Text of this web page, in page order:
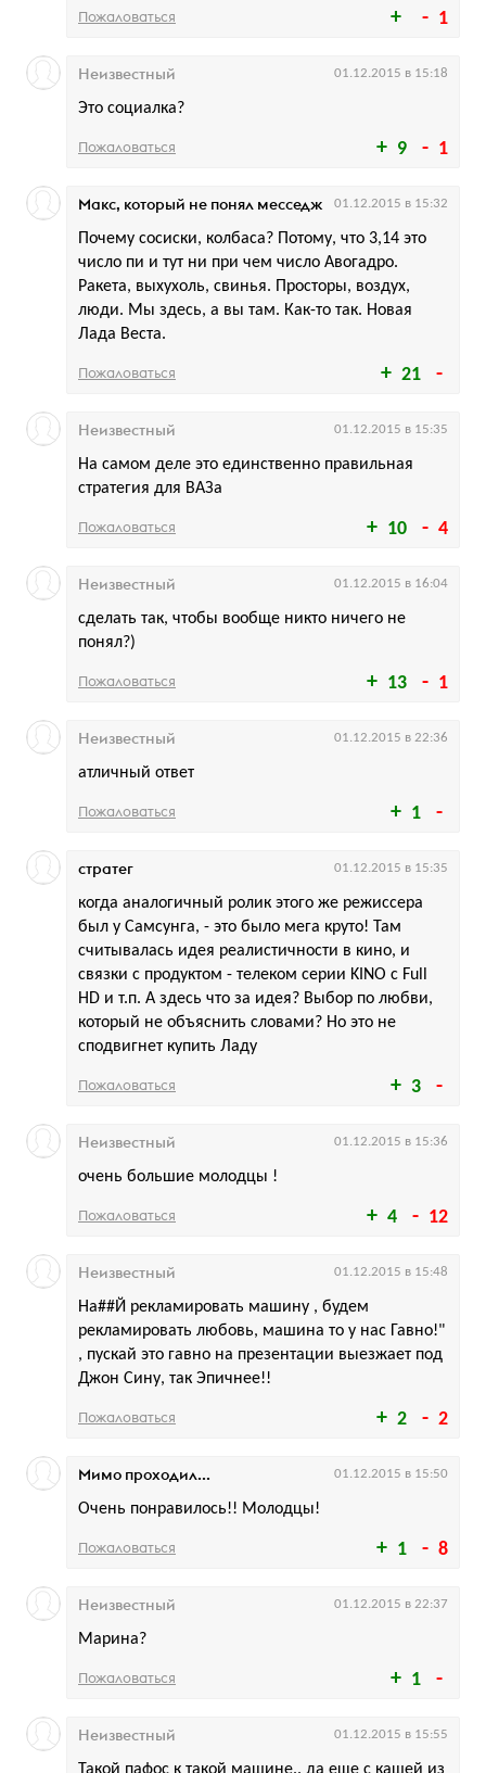
1
Пожаловаться
9 1
Это социалка?
Неизвестный 01.12.2015 в 15:18
Пожаловаться
21
Почему сосиски, колбаса? Потому, что 3,14 это
число пи и тут ни при чем число Авогадро.
Ракета, выхухоль, свинья. Просторы, воздух,
люди. Мы здесь, а вы там. Как-то так. Новая
Лада Веста.
Макс, который не понял месседж 01.12.2015 в 15:32
Пожаловаться
10 4
На самом деле это единственно правильная
стратегия для ВАЗа
Неизвестный 01.12.2015 в 15:35
Пожаловаться
13 1
сделать так, чтобы вообще никто ничего не
понял?)
Неизвестный 01.12.2015 в 16:04
Пожаловаться
1
атличный ответ
Неизвестный 01.12.2015 в 22:36
Пожаловаться
3
когда аналогичный ролик этого же режиссера
был у Самсунга, - это было мега круто! Там
считывалась идея реалистичности в кино, и
связки с продуктом - телеком серии KINO с Full
HD и т.п. А здесь что за идея? Выбор по любви,
который не объяснить словами? Но это не
сподвигнет купить Ладу
стратег 01.12.2015 в 15:35
Пожаловаться
4 12
очень большие молодцы !
Неизвестный 01.12.2015 в 15:36
Пожаловаться
2 2
На##Й рекламировать машину , будем
рекламировать любовь, машина то у нас Гавно!"
, пускай это гавно на презентации выезжает под
Джон Сину, так Эпичнее!!
Неизвестный 01.12.2015 в 15:48
Пожаловаться
1 8
Очень понравилось!! Молодцы!
Мимо проходил... 01.12.2015 в 15:50
Пожаловаться
1
Марина?
Неизвестный 01.12.2015 в 22:37
Пожаловаться
Такой пафос к такой машине.. да еще с кашей из
Неизвестный 01.12.2015 в 15:55